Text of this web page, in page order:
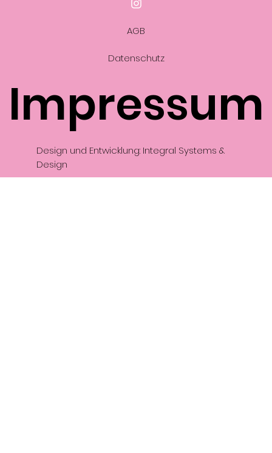
Design und Entwicklung: Integral Systems &
Design
AGB
Datenschutz
Impressum